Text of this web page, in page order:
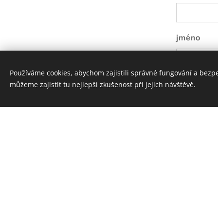
jméno
slevový
Používáme cookies, abychom zajistili správné fungování a
můžeme zajistit tu nejlepší zkušenost při jejich návštěvě.